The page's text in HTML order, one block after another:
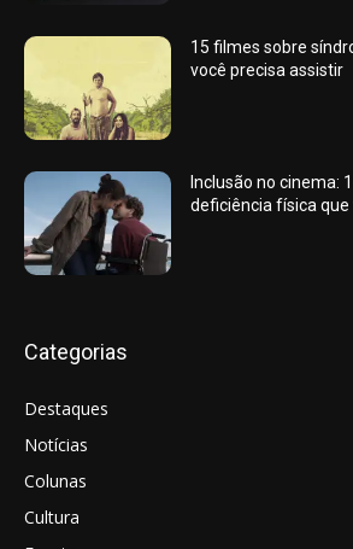
15 filmes sobre
você precisa assistir
Inclusão no cinema:
deficiência física
Categorias
Destaques
Notícias
Colunas
Cultura